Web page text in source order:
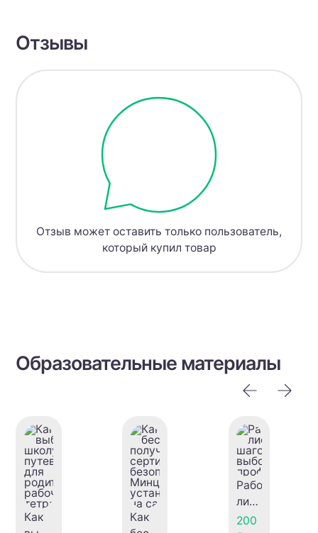
Отзывы
Отзыв может оставить только пользователь,
который купил товар
Образовательные материалы
Как
Как
Рабочий
лист
"6
200